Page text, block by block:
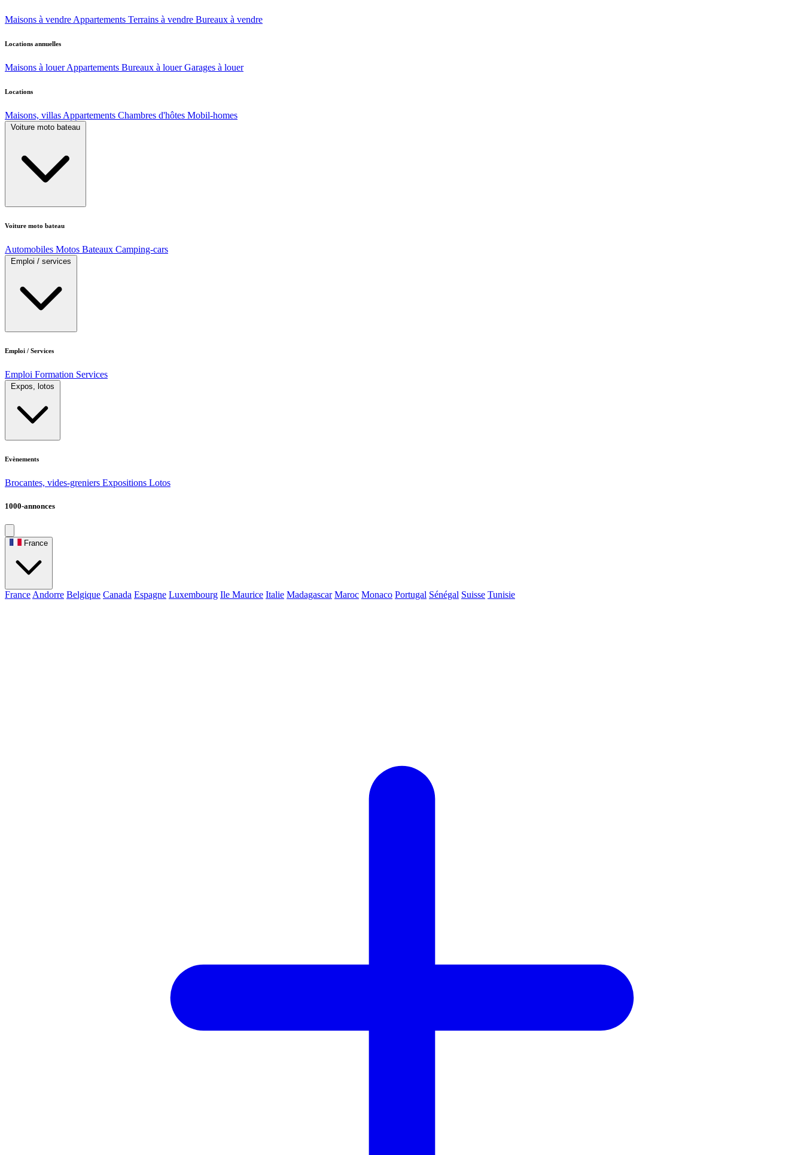
Maisons à vendre Appartements Terrains à vendre Bureaux à vendre
Locations annuelles
Maisons à louer Appartements Bureaux à louer Garages à louer
Locations
Maisons, villas Appartements Chambres d'hôtes Mobil-homes
Voiture moto bateau
Voiture moto bateau
Automobiles Motos Bateaux Camping-cars
Emploi / services
Emploi / Services
Emploi Formation Services
Expos, lotos
Evènements
Brocantes, vides-greniers Expositions Lotos
1000-annonces
France
France Andorre Belgique Canada Espagne Luxembourg Ile Maurice Italie Madagascar Maroc Monaco Portugal Sénégal Suisse Tunisie